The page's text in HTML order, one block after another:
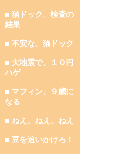
■ 猫ドック、検査の
結果
■ 不安な、猫ドック
■ 大地震で、１０円
ハゲ
■ マフィン、９歳に
なる
■ ねえ、ねえ、ねえ
■ 豆を追いかけろ！